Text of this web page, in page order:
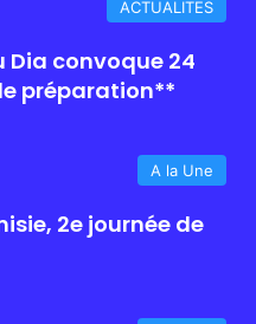
ACTUALITES
Dia convoque 24
préparation**
A la Une
2e journée de